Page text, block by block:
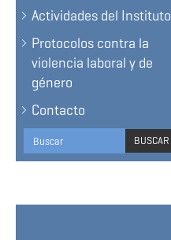
Actividades del Instituto
Protocolos contra la
violencia laboral y de
género
Contacto
Search
form
BUSCAR
BUSCAR